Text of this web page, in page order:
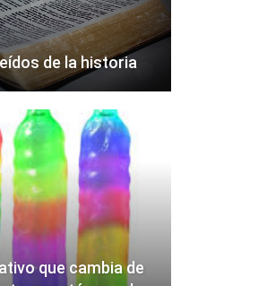
de la historia
que cambia de